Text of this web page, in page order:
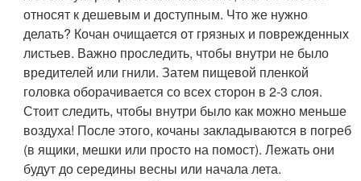
относят к дешевым и доступным. Что же нужно
делать? Кочан очищается от грязных и поврежденных
листьев. Важно проследить, чтобы внутри не было
вредителей или гнили. Затем пищевой пленкой
головка оборачивается со всех сторон в 2-3 слоя.
Стоит следить, чтобы внутри было как можно меньше
воздуха! После этого, кочаны закладываются в погреб
(в ящики, мешки или просто на помост). Лежать они
будут до середины весны или начала лета.